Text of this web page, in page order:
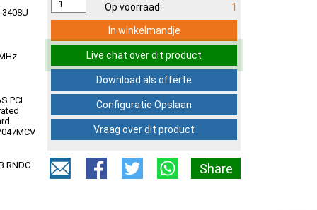
PCI
RNDC
Op voorraad:
1
In winkelmandje
Live chat over dit product
Download als offerte
Configuratie Opslaan
Vraag over dit product
Share